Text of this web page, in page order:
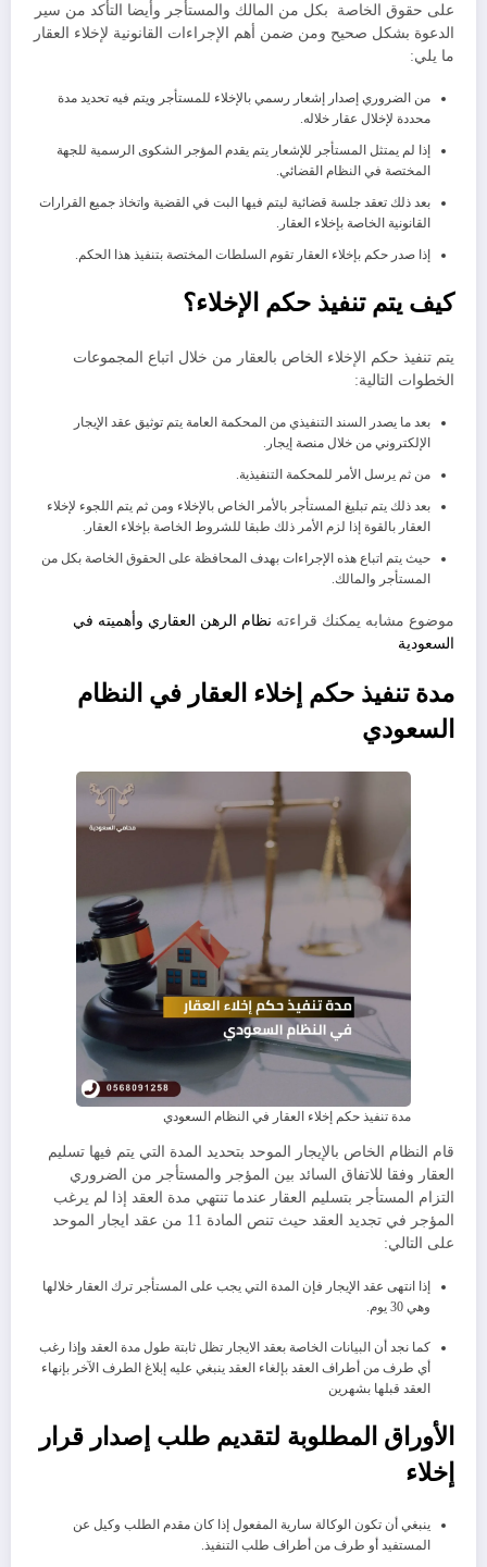
على حقوق الخاصة بكل من المالك والمستأجر وأيضا التأكد من سير
الدعوة بشكل صحيح ومن ضمن أهم الإجراءات القانونية لإخلاء العقار
ما يلي:
من الضروري إصدار إشعار رسمي بالإخلاء للمستأجر ويتم فيه تحديد مدة
محددة لإخلال عقار خلاله.
إذا لم يمتثل المستأجر للإشعار يتم يقدم المؤجر الشكوى الرسمية للجهة
المختصة في النظام القضائي.
بعد ذلك تعقد جلسة قضائية ليتم فيها البت في القضية واتخاذ جميع القرارات
القانونية الخاصة بإخلاء العقار.
إذا صدر حكم بإخلاء العقار تقوم السلطات المختصة بتنفيذ هذا الحكم.
كيف يتم تنفيذ حكم الإخلاء؟
يتم تنفيذ حكم الإخلاء الخاص بالعقار من خلال اتباع المجموعات
الخطوات التالية:
بعد ما يصدر السند التنفيذي من المحكمة العامة يتم توثيق عقد الإيجار
الإلكتروني من خلال منصة إيجار.
من ثم يرسل الأمر للمحكمة التنفيذية.
بعد ذلك يتم تبليغ المستأجر بالأمر الخاص بالإخلاء ومن ثم يتم اللجوء لإخلاء
العقار بالقوة إذا لزم الأمر ذلك طبقا للشروط الخاصة بإخلاء العقار.
حيث يتم اتباع هذه الإجراءات بهدف المحافظة على الحقوق الخاصة بكل من
المستأجر والمالك.
موضوع مشابه يمكنك قراءته نظام الرهن العقاري وأهميته في
السعودية
مدة تنفيذ حكم إخلاء العقار في النظام
السعودي
مدة تنفيذ حكم إخلاء العقار في النظام السعودي
قام النظام الخاص بالإيجار الموحد بتحديد المدة التي يتم فيها تسليم
العقار وفقا للاتفاق السائد بين المؤجر والمستأجر من الضروري
التزام المستأجر بتسليم العقار عندما تنتهي مدة العقد إذا لم يرغب
المؤجر في تجديد العقد حيث تنص المادة 11 من عقد ايجار الموحد
على التالي:
إذا انتهى عقد الإيجار فإن المدة التي يجب على المستأجر ترك العقار خلالها
وهي 30 يوم.
كما نجد أن البيانات الخاصة بعقد الايجار تظل ثابتة طول مدة العقد وإذا رغب
أي طرف من أطراف العقد بإلغاء العقد ينبغي عليه إبلاغ الطرف الآخر بإنهاء
العقد قبلها بشهرين
الأوراق المطلوبة لتقديم طلب إصدار قرار
إخلاء
ينبغي أن تكون الوكالة سارية المفعول إذا كان مقدم الطلب وكيل عن
المستفيد أو طرف من أطراف طلب التنفيذ.